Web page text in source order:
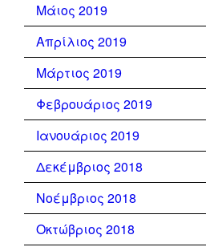
Μάιος 2019
Απρίλιος 2019
Μάρτιος 2019
Φεβρουάριος 2019
Ιανουάριος 2019
Δεκέμβριος 2018
Νοέμβριος 2018
Οκτώβριος 2018